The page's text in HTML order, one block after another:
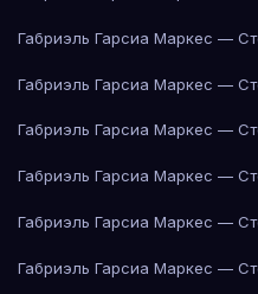
Габриэль Гарсиа Маркес —
Габриэль Гарсиа Маркес —
Габриэль Гарсиа Маркес —
Габриэль Гарсиа Маркес —
Габриэль Гарсиа Маркес —
Габриэль Гарсиа Маркес —